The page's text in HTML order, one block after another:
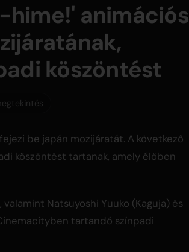
hime!' animációs
köszöntést
be japán mozijáratát. A következő
köszöntést tartanak, amely élőben
Natsuyoshi Yuuko (Kaguja) és
tartandó színpadi